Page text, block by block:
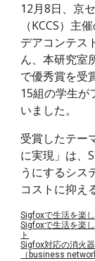
12月8日、京
（KCCS）主
デアコンテス
ん、本研究室
で優秀賞を受
15組の学生が
いました。
受賞したテー
に実現」は、
うにするシス
コストに抑え
Sigfoxで生活を楽
Sigfoxで生活を楽
ト
Sigfox対応の消火
（business